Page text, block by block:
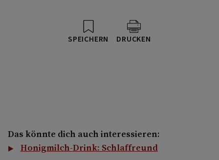
SPEICHERN DRUCKEN
Das könnte dich auch interessieren:
Honigmilch-Drink: Schlaffreund